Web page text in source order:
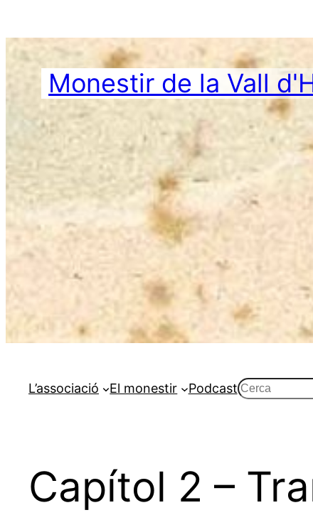
al
contingut
Monestir de la Vall
L’associació El monestir PodcastCerca
Capítol 2 –